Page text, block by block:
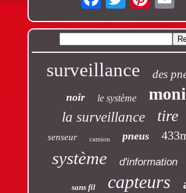
surveillance des
noir le système
la surveillance tire
senseur camion pneus
système d'information
sans fil capteurs